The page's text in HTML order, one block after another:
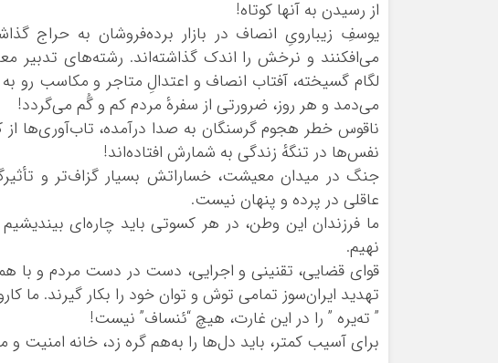
از رسیدن به آنها کوتاه!
یوسفِ زیبارویِ انصاف در بازار برده‌فروشان به حراج
می‌افکنند و نرخش را اندک گذاشته‌اند. رشته‌های تدبیر
لگام گسیخته، آفتاب انصاف و اعتدالِ متاجر و مکاسب
می‌دمد و هر روز، ضرورتی از سفرهٔ مردم کم و گُم می‌گردد!
ناقوس خطر هجوم گرسنگان به صدا درآمده، تاب‌آوری‌ها از
نفس‌ها در تنگهٔ زندگی به شمارش افتاده‌اند!
جنگ در میدان معیشت، خساراتش بسیار گزاف‌تر و
عاقلی در پرده و پنهان نیست.
ما فرزندان این وطن، در هر کسوتی باید چاره‌ای
نهیم.
قوای قضایی، تقنینی و اجرایی، دست در دست مردم و با
تهدید ایران‌سوز تمامی توش و توان خود را بکار گیرند. ما
” ته‌یره ” را در این غارت، هیچ “ئنساف” نیست!
برای آسیب کمتر، باید دل‌‌ها را به‌هم گره زد، خانه امنیت